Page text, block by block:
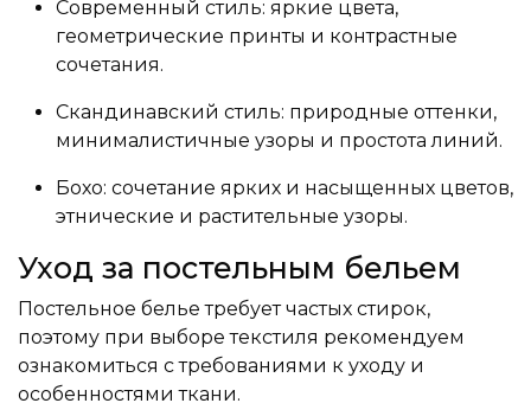
Современный стиль: яркие цвета,
геометрические принты и контрастные
сочетания.
Скандинавский стиль: природные оттенки,
минималистичные узоры и простота линий.
Бохо: сочетание ярких и насыщенных цветов,
этнические и растительные узоры.
Уход за постельным бельем
Постельное белье требует частых стирок,
поэтому при выборе текстиля рекомендуем
ознакомиться с требованиями к уходу и
особенностями ткани.